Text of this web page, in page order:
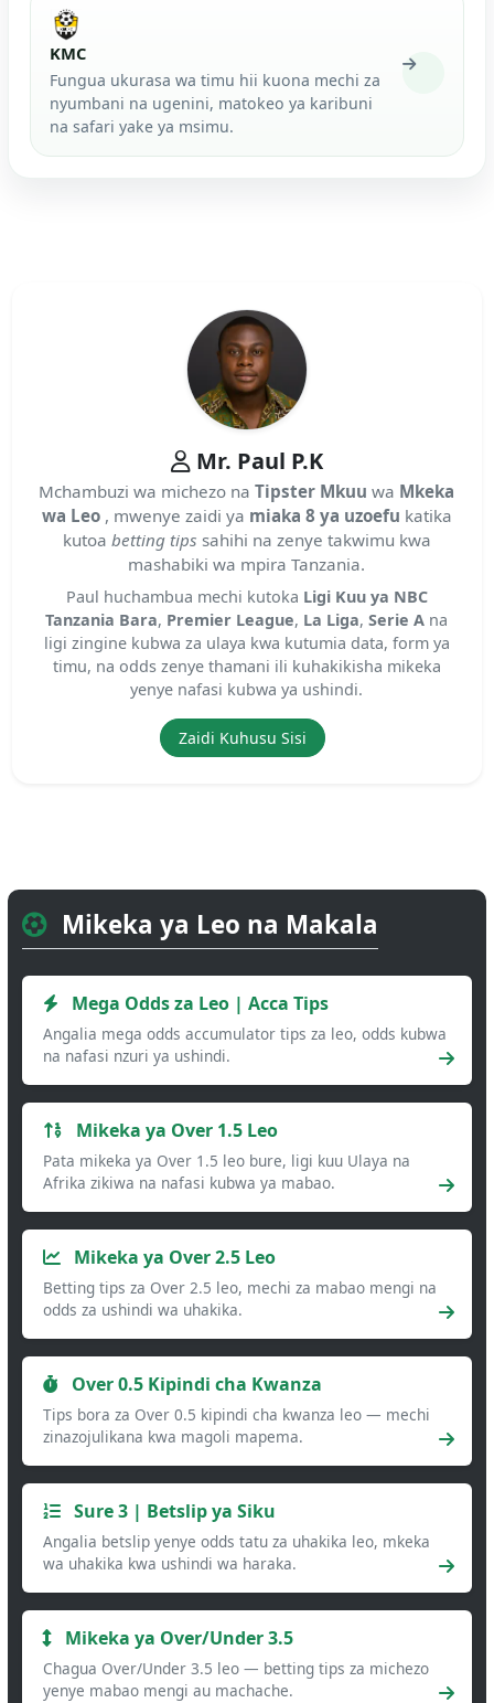
KMC
Fungua ukurasa wa timu hii kuona mechi za
nyumbani na ugenini, matokeo ya karibuni
na safari yake ya msimu.
Mr. Paul P.K
Mchambuzi wa michezo naTipster Mkuu wa Mkeka
wa Leo , mwenye zaidi ya miaka 8 ya uzoefu katika
kutoa betting tips sahihi na zenye takwimu kwa
mashabiki wa mpira Tanzania.
Paul huchambua mechi kutoka Ligi Kuu ya NBC
Tanzania Bara, Premier League, La Liga,Serie A na
ligi zingine kubwa za ulaya kwa kutumia data, form ya
timu, na odds zenye thamani ili kuhakikisha mikeka
yenye nafasi kubwa ya ushindi.
Zaidi Kuhusu Sisi
Mikeka ya Leo na Makala
Mega Odds za Leo | Acca Tips
Angalia mega odds accumulator tips za leo, odds kubwa
na nafasi nzuri ya ushindi.
Mikeka ya Over 1.5 Leo
Pata mikeka ya Over 1.5 leo bure, ligi kuu Ulaya na
Afrika zikiwa na nafasi kubwa ya mabao.
Mikeka ya Over 2.5 Leo
Betting tips za Over 2.5 leo, mechi za mabao mengi na
odds za ushindi wa uhakika.
Over 0.5 Kipindi cha Kwanza
Tips bora za Over 0.5 kipindi cha kwanza leo — mechi
zinazojulikana kwa magoli mapema.
Sure 3 | Betslip ya Siku
Angalia betslip yenye odds tatu za uhakika leo, mkeka
wa uhakika kwa ushindi wa haraka.
Mikeka ya Over/Under 3.5
Chagua Over/Under 3.5 leo — betting tips za michezo
yenye mabao mengi au machache.